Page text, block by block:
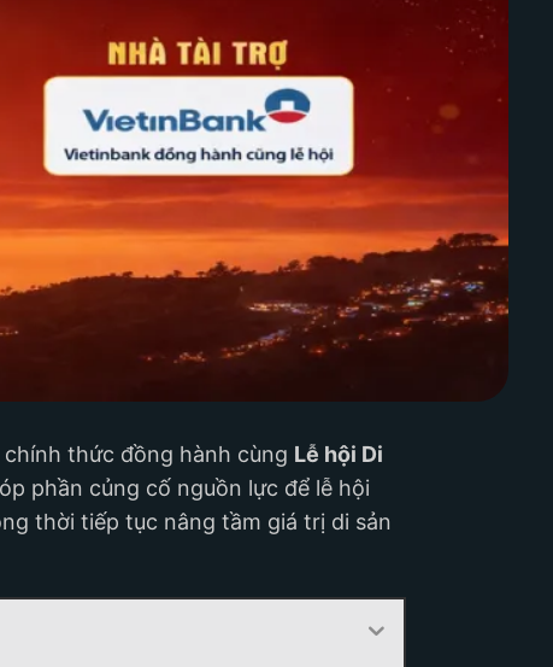
chính thức đồng hành cùng Lễ hội Di
phần củng cố nguồn lực để lễ hội
thời tiếp tục nâng tầm giá trị di sản